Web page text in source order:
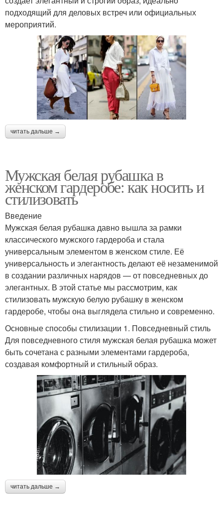
подходящий для деловых встреч или официальных
мероприятий.
читать дальше →
Мужская белая рубашка в
женском гардеробе: как носить и
стилизовать
Введение
Мужская белая рубашка давно вышла за рамки
классического мужского гардероба и стала
универсальным элементом в женском стиле. Её
универсальность и элегантность делают её незаменимой
в создании различных нарядов — от повседневных до
элегантных. В этой статье мы рассмотрим, как
стилизовать мужскую белую рубашку в женском
гардеробе, чтобы она выглядела стильно и современно.
Основные способы стилизации 1. Повседневный стиль
Для повседневного стиля мужская белая рубашка может
быть сочетана с разными элементами гардероба,
создавая комфортный и стильный образ.
читать дальше →